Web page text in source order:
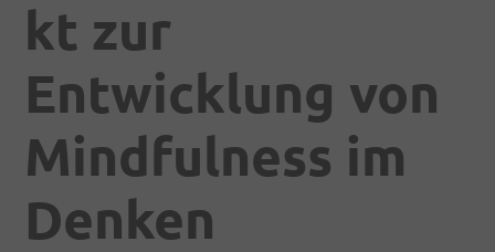
kt zur
Entwicklung von
Mindfulness im
Denken